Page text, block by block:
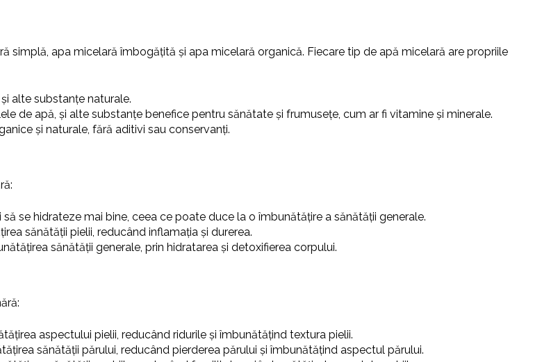
simplă, apa micelară îmbogățită și apa micelară organică. Fiecare tip de apă micelară are propriile
alte substanțe naturale.
de apă, și alte substanțe benefice pentru sănătate și frumusețe, cum ar fi vitamine și minerale.
și naturale, fără aditivi sau conservanți.
se hidrateze mai bine, ceea ce poate duce la o îmbunătățire a sănătății generale.
sănătății pielii, reducând inflamația și durerea.
sănătății generale, prin hidratarea și detoxifierea corpului.
aspectului pielii, reducând ridurile și îmbunătățind textura pielii.
sănătății părului, reducând pierderea părului și îmbunătățind aspectul părului.